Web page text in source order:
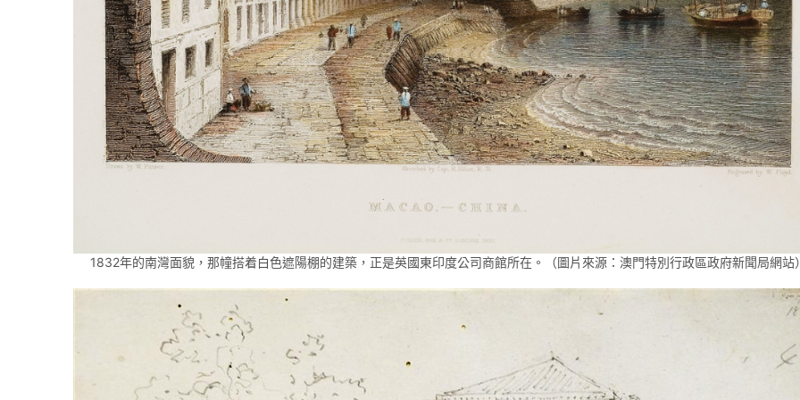
1832年的南灣面貌，那幢搭着白色遮陽棚的建築，正是英國東印度公司商館所在。（圖片來源：澳門特別行政區政府新聞局網站